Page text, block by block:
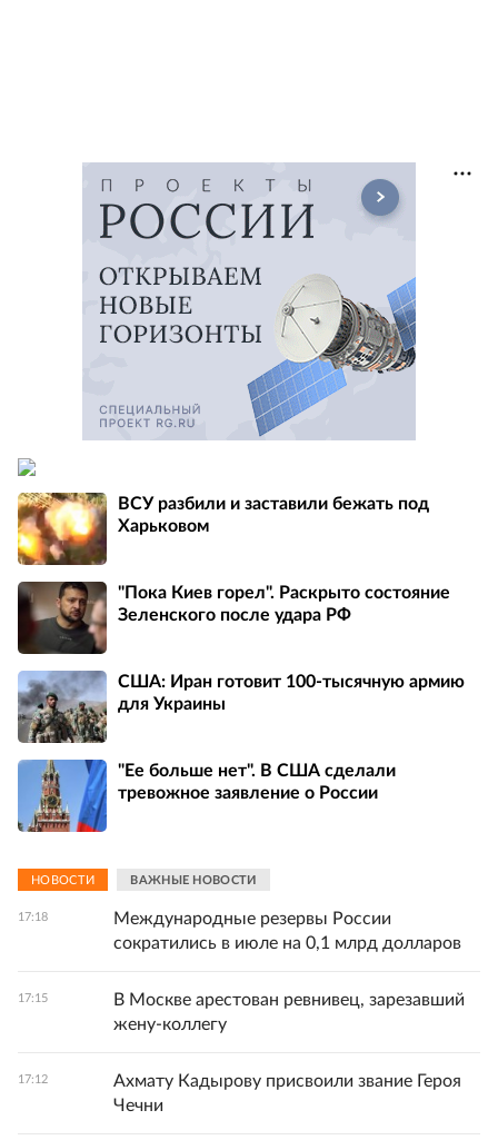
ВСУ разбили и заставили бежать под
Харьковом
"Пока Киев горел". Раскрыто состояние
Зеленского после удара РФ
США: Иран готовит 100-тысячную армию
для Украины
"Ее больше нет". В США сделали
тревожное заявление о России
НОВОСТИ ВАЖНЫЕ НОВОСТИ
17:18
Международные резервы России
сократились в июле на 0,1 млрд долларов
17:15
В Москве арестован ревнивец, зарезавший
жену-коллегу
17:12
Ахмату Кадырову присвоили звание Героя
Чечни